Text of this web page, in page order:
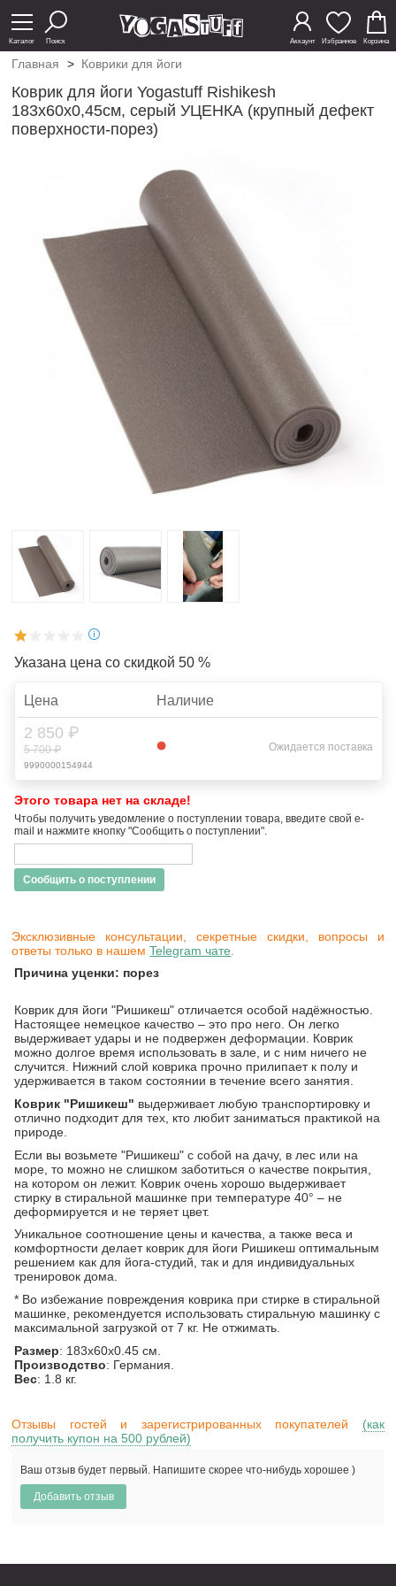
Каталог Поиск Аккаунт Избранное Корзина
Главная > Коврики для йоги
Коврик для йоги Yogastuff Rishikesh
183х60х0,45см, серый УЦЕНКА (крупный дефект
поверхности-порез)
Указана цена со скидкой 50 %
Цена Наличие
2 850 ₽
5 700 ₽
9990000154944
Ожидается поставка
Этого товара нет на складе!
Чтобы получить уведомление о поступлении товара, введите свой e-
mail и нажмите кнопку "Сообщить о поступлении".
Сообщить о поступлении
Эксклюзивные консультации, секретные скидки, вопросы и
ответы только в нашемTelegram чате
Причина уценки: порез
Коврик для йоги "Ришикеш" отличается особой надёжностью.
Настоящее немецкое качество – это про него. Он легко
выдерживает удары и не подвержен деформации. Коврик
можно долгое время использовать в зале, и с ним ничего не
случится. Нижний слой коврика прочно прилипает к полу и
удерживается в таком состоянии в течение всего занятия.
Коврик "Ришикеш" выдерживает любую транспортировку и
отлично подходит для тех, кто любит заниматься практикой на
природе.
Если вы возьмете "Ришикеш" с собой на дачу, в лес или на
море, то можно не слишком заботиться о качестве покрытия,
на котором он лежит. Коврик очень хорошо выдерживает
стирку в стиральной машинке при температуре 40° – не
деформируется и не теряет цвет.
Уникальное соотношение цены и качества, а также веса и
комфортности делает коврик для йоги Ришикеш оптимальным
решением как для йога-студий, так и для индивидуальных
тренировок дома.
* Во избежание повреждения коврика при стирке в стиральной
машинке, рекомендуется использовать стиральную машинку с
максимальной загрузкой от 7 кг. Не отжимать.
Размер: 183х60х0.45 см.
Производство: Германия.
Вес: 1.8 кг.
Отзывы гостей и зарегистрированных покупателей (как
получить купон на 500 рублей)
Ваш отзыв будет первый. Напишите скорее что-нибудь хорошее )